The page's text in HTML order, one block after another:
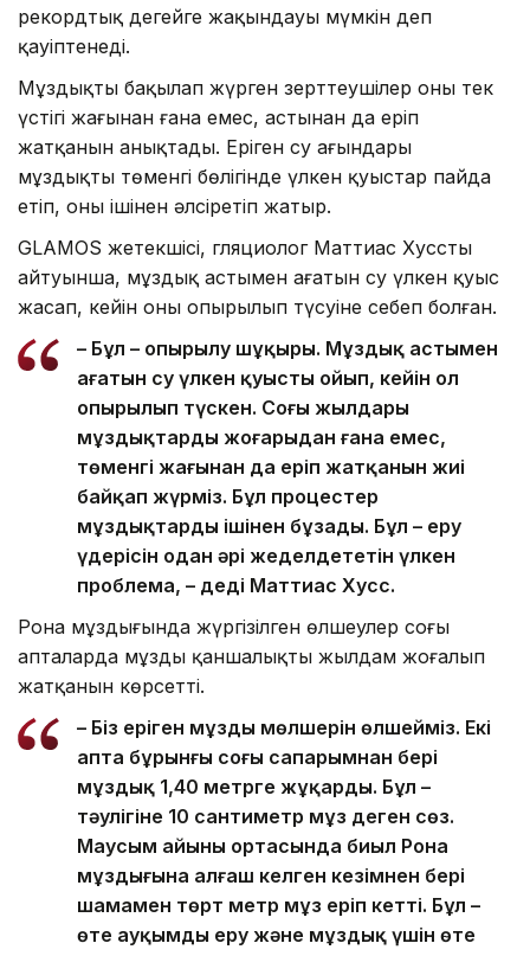
рекордтық деңгейге жақындауы мүмкін деп
қауіптенеді.
Мұздықты бақылап жүрген зерттеушілер оның тек
үстіңгі жағынан ғана емес, астынан да еріп
жатқанын анықтады. Еріген су ағындары
мұздықтың төменгі бөлігінде үлкен қуыстар пайда
етіп, оны ішінен әлсіретіп жатыр.
GLAMOS жетекшісі, гляциолог Маттиас Хусстың
айтуынша, мұздық астымен ағатын су үлкен қуыс
жасап, кейін оның опырылып түсуіне себеп болған.
– Бұл – опырылу шұңқыры. Мұздық астымен
ағатын су үлкен қуысты ойып, кейін ол
опырылып түскен. Соңғы жылдары
мұздықтардың жоғарыдан ғана емес,
төменгі жағынан да еріп жатқанын жиі
байқап жүрміз. Бұл процестер
мұздықтарды ішінен бұзады. Бұл – еру
үдерісін одан әрі жеделдететін үлкен
проблема, – деді Маттиас Хусс.
Рона мұздығында жүргізілген өлшеулер соңғы
апталарда мұздың қаншалықты жылдам жоғалып
жатқанын көрсетті.
– Біз еріген мұздың мөлшерін өлшейміз. Екі
апта бұрынғы соңғы сапарымнан бері
мұздық 1,40 метрге жұқарды. Бұл –
тәулігіне 10 сантиметр мұз деген сөз.
Маусым айының ортасында биыл Рона
мұздығына алғаш келген кезімнен бері
шамамен төрт метр мұз еріп кетті. Бұл –
өте ауқымды еру және мұздық үшін өте